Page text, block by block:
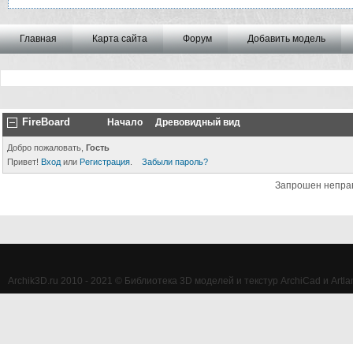
Главная Карта сайта Форум Добавить модель
FireBoard Начало Древовидный вид
Добро пожаловать, Гость
Привет! Вход или Регистрация Забыли пароль?
Запрошен
Archik3D.ru 2010 - 2021 © Библиотека 3D моделей и текстур ArchiCad и